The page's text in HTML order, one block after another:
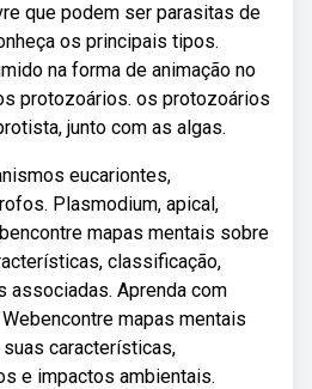
que podem ser parasitas de
os principais tipos.
na forma de animação no
protozoários. os protozoários
junto com as algas.
eucariontes,
Plasmodium, apical,
mapas mentais sobre
classificação,
associadas. Aprenda com
mapas mentais
características,
e impactos ambientais.